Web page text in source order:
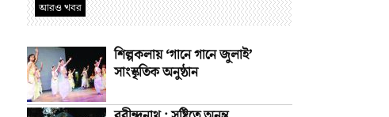
আরও খবর
শিল্পকলায় ‘গানে গানে জুলাই’
সাংস্কৃতিক অনুষ্ঠান